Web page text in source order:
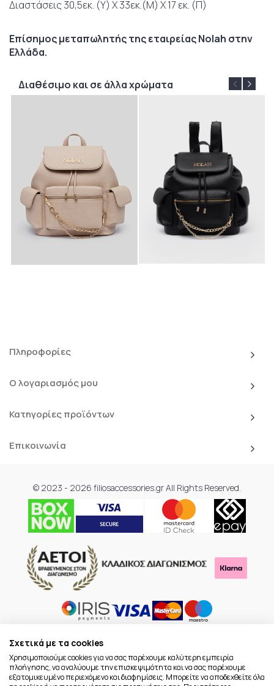
Διαστάσεις 30,5εκ. (Υ) Χ 33εκ.(Μ) Χ 17 εκ. (Π)
Επίσημος μεταπωλητής της εταιρείας Nolah στην
Ελλάδα.
Διαθέσιμο και σε άλλα χρώματα
Πληροφορίες
Ο λογαριασμός μου
Κατηγορίες προϊόντων
Επικοινωνία
© 2023 - 2026 filiosaccessories.gr All Rights Reserved.
Σχετικά με τα cookies
Χρησιμοποιούμε cookies για να σας παρέχουμε καλύτερη εμπειρία
πλοήγησης, να αναλύουμε την επισκεψιμότητα και να σας παρέχουμε
εξατομικευμένο περιεχόμενο και διαφημίσεις. Μπορείτε να αποδεχθείτε όλα